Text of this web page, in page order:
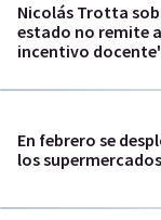
Nicolás Trotta
estado no remite
incentivo
En febrero se
los supermercados